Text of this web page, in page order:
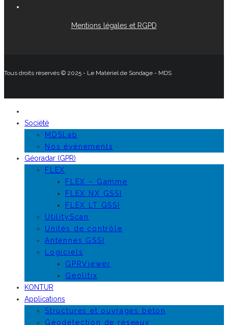
Mentions légales et RGPD
Tous droits réservés © 2025 - Le Matériel de Sondage - MDS
Société
MDSLab
Nos événements
Géoradar (GPR)
FLEX
FLEX – Gamme
FLEX NX GSSI
FLEX LT GSSI
UtilityScan
Unités de contrôle
Antennes GSSI
Logiciels
GPRViewer
Geolitix
KONTUR
Applications
Structures et ouvrages béton
Géodétection de réseaux